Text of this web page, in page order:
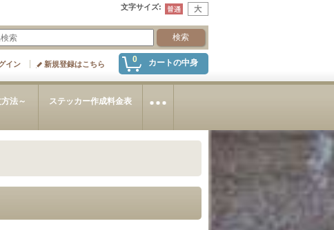
文字サイズ:
0 カートの中身
イン 新規登録はこちら
法～
ステッカー作成料金表